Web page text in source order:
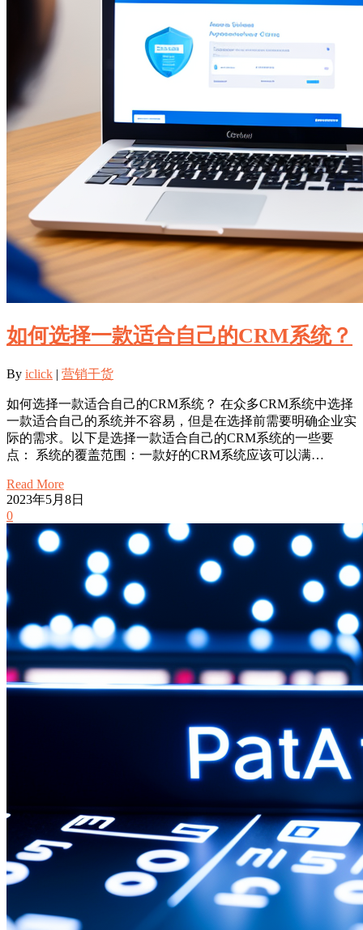
如何选择一款适合自己的CRM系统？
By iclick | 营销干货
如何选择一款适合自己的CRM系统？ 在众多CRM系统中选择
一款适合自己的系统并不容易，但是在选择前需要明确企业实
际的需求。以下是选择一款适合自己的CRM系统的一些要
点： 系统的覆盖范围：一款好的CRM系统应该可以满…
Read More
2023年5月8日
0